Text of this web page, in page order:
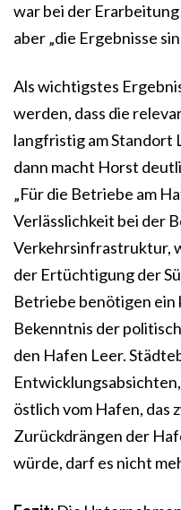
war bei der
aber „die Ergebnisse
Als wichtigstes
werden, dass die
langfristig am Standort
dann macht Horst
„Für die Betriebe am
Verlässlichkeit bei der
Verkehrsinfrastruktur,
der Ertüchtigung der
Betriebe benötigen ein
Bekenntnis der
den Hafen Leer.
östlich vom Hafen, das
Zurückdrängen der
würde, darf es nicht